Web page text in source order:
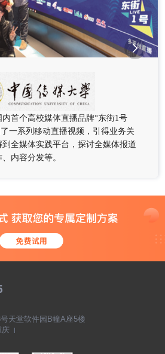
首个高校媒体直播品牌“东街1号
一系列移动直播视频，引得业务关
全媒体实践平台，探讨全媒体报道
内容分发等。

庆
天堂软件园B幢A座5楼